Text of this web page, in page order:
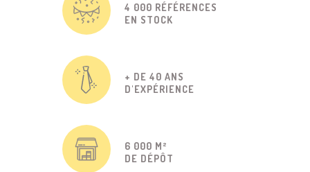
4 000 RÉFÉRENCES
EN STOCK
+ DE 40 ANS
D'EXPÉRIENCE
6 000 M²
DE DÉPÔT